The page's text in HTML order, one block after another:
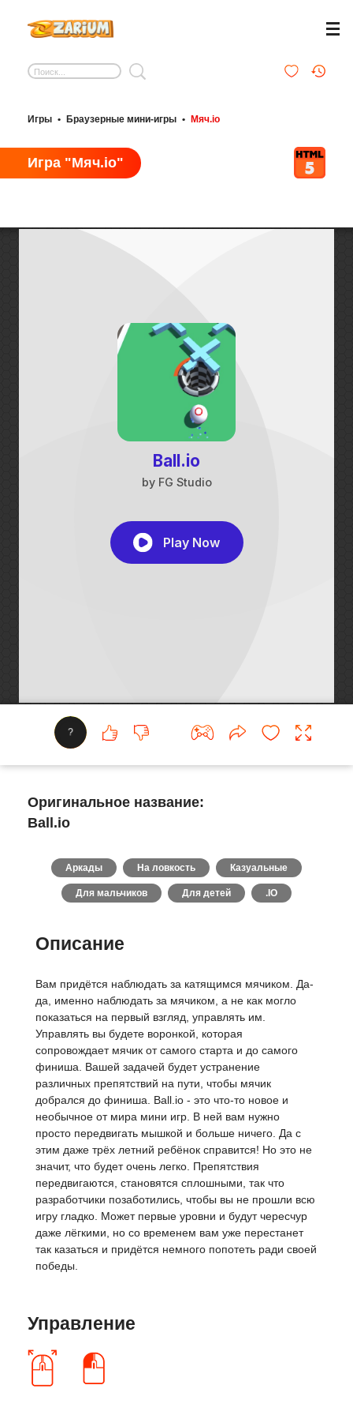
Игры • Браузерные мини-игры • Мяч.io
Игра "Мяч.io"
?
Оригинальное название:
Ball.io
Аркады На ловкость Казуальные
Для мальчиков Для детей .IO
Описание
Вам придётся наблюдать за катящимся мячиком. Да-
да, именно наблюдать за мячиком, а не как могло
показаться на первый взгляд, управлять им.
Управлять вы будете воронкой, которая
сопровождает мячик от самого старта и до самого
финиша. Вашей задачей будет устранение
различных препятствий на пути, чтобы мячик
добрался до финиша. Ball.io - это что-то новое и
необычное от мира мини игр. В ней вам нужно
просто передвигать мышкой и больше ничего. Да с
этим даже трёх летний ребёнок справится! Но это не
значит, что будет очень легко. Препятствия
передвигаются, становятся сплошными, так что
разработчики позаботились, чтобы вы не прошли всю
игру гладко. Может первые уровни и будут чересчур
даже лёгкими, но со временем вам уже перестанет
так казаться и придётся немного попотеть ради своей
победы.
Управление